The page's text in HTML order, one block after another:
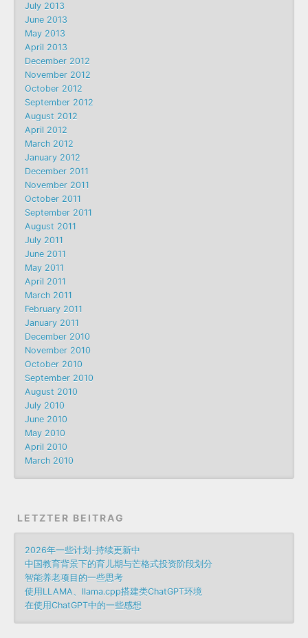
July 2013
June 2013
May 2013
April 2013
December 2012
November 2012
October 2012
September 2012
August 2012
April 2012
March 2012
January 2012
December 2011
November 2011
October 2011
September 2011
August 2011
July 2011
June 2011
May 2011
April 2011
March 2011
February 2011
January 2011
December 2010
November 2010
October 2010
September 2010
August 2010
July 2010
June 2010
May 2010
April 2010
March 2010
LETZTER BEITRAG
2026年一些计划-持续更新中
中国教育背景下的育儿期与芒格式投资阶段划分
智能养老项目的一些思考
使用LLAMA、llama.cpp搭建类ChatGPT环境
在使用ChatGPT中的一些感想